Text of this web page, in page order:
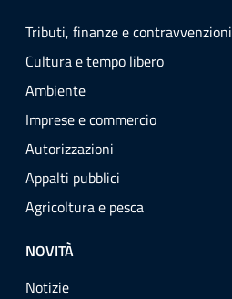
Tributi, finanze e contravvenzioni
Cultura e tempo libero
Ambiente
Imprese e commercio
Autorizzazioni
Appalti pubblici
Agricoltura e pesca
NOVITÀ
Notizie